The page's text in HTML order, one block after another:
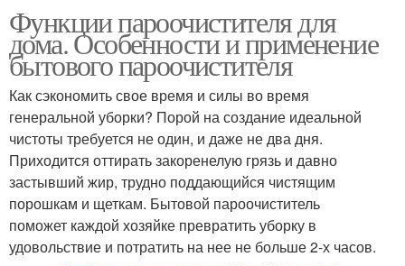
Функции пароочистителя для
дома. Особенности и применение
бытового пароочистителя
Как сэкономить свое время и силы во время
генеральной уборки? Порой на создание идеальной
чистоты требуется не один, и даже не два дня.
Приходится оттирать закоренелую грязь и давно
застывший жир, трудно поддающийся чистящим
порошкам и щеткам. Бытовой пароочиститель
поможет каждой хозяйке превратить уборку в
удовольствие и потратить на нее не больше 2-х часов.